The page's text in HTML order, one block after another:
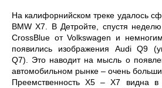
На калифорнийском треке удалось
BMW X7. В Детройте, спустя
CrossBlue от Volkswagen и
появились изображения Audi Q9
Q7). Это наводит на мысль о
автомобильном рынке – очень
Преемственность X5 – X7 видна в